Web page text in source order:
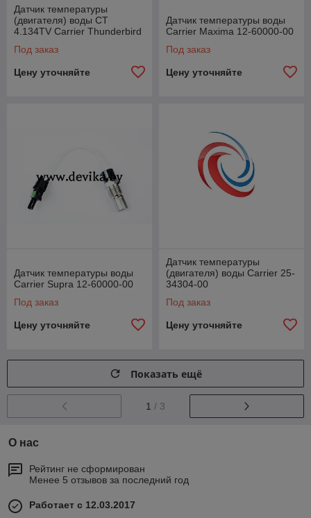
Датчик температуры
(двигателя) воды CT
4.134TV Carrier Thunderbird
Под заказ
Цену уточняйте
Датчик температуры воды
Carrier Maxima 12-60000-00
Под заказ
Цену уточняйте
Датчик температуры воды
Carrier Supra 12-60000-00
Под заказ
Цену уточняйте
Датчик температуры
(двигателя) воды Carrier 25-
34304-00
Под заказ
Цену уточняйте
Показать ещё
1 / 3
О нас
Рейтинг не сформирован
Менее 5 отзывов за последний год
Работает с 12.03.2017